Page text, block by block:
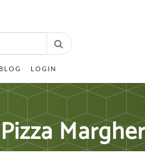
BLOG LOGIN